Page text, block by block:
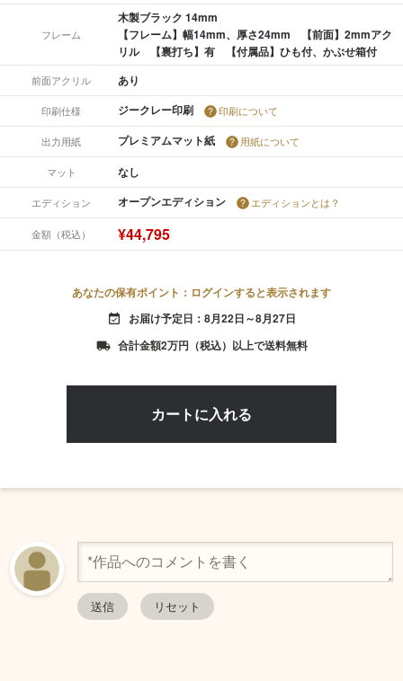
フレーム
木製ブラック 14mm
【フレーム】幅14mm、厚さ24mm 【前面】2mmアク
リル 【裏打ち】有 【付属品】ひも付、かぶせ箱付
前面アクリル あり
印刷仕様 ジークレー印刷 印刷について
出力用紙 プレミアムマット紙 用紙について
マット なし
エディション オープンエディション エディションとは？
金額（税込） ¥44,795
あなたの保有ポイント：ログインすると表示されます
event_available お届け予定日：8月22日～8月27日
local_shipping 合計金額2万円（税込）以上で送料無料